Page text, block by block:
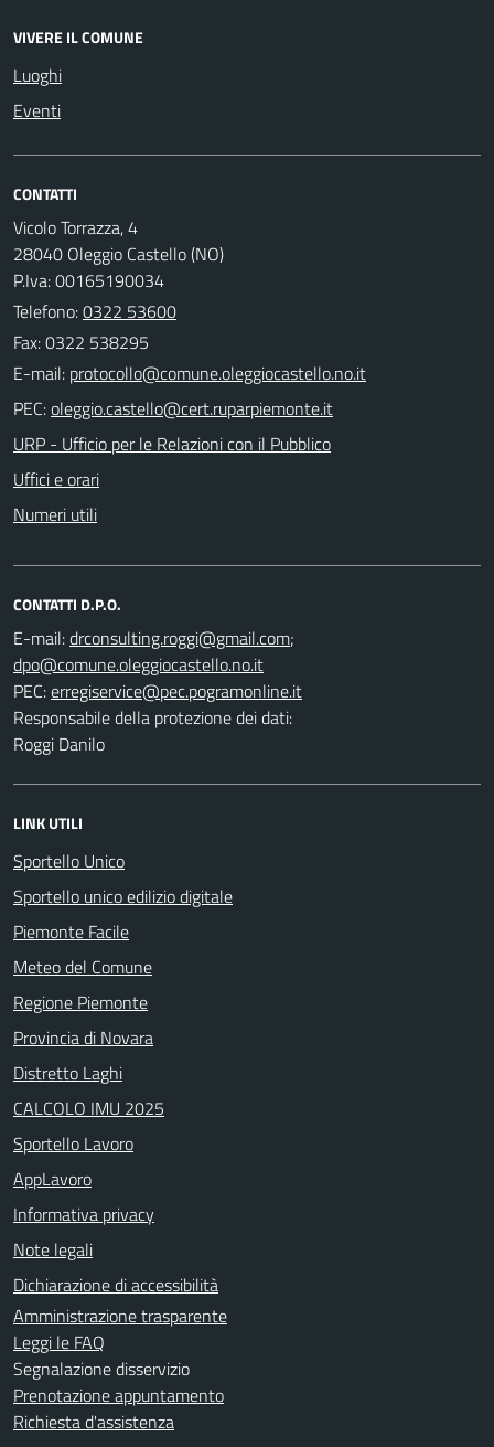
VIVERE IL COMUNE
Luoghi
Eventi
CONTATTI
Vicolo Torrazza, 4
28040 Oleggio Castello (NO)
P.Iva: 00165190034
Telefono:0322 53600
Fax: 0322 538295
E-mail:
PEC:
URP - Ufficio per le Relazioni con il Pubblico
Uffici e orari
Numeri utili
CONTATTI D.P.O.
E-mail:
;
PEC:
Responsabile della protezione dei dati:
Roggi Danilo
LINK UTILI
Sportello Unico
Sportello unico edilizio digitale
Piemonte Facile
Meteo del Comune
Regione Piemonte
Provincia di Novara
Distretto Laghi
CALCOLO IMU 2025
Sportello Lavoro
AppLavoro
Informativa privacy
Note legali
Dichiarazione di accessibilità
Amministrazione trasparente
Leggi le FAQ
Segnalazione disservizio
Prenotazione appuntamento
Richiesta d'assistenza